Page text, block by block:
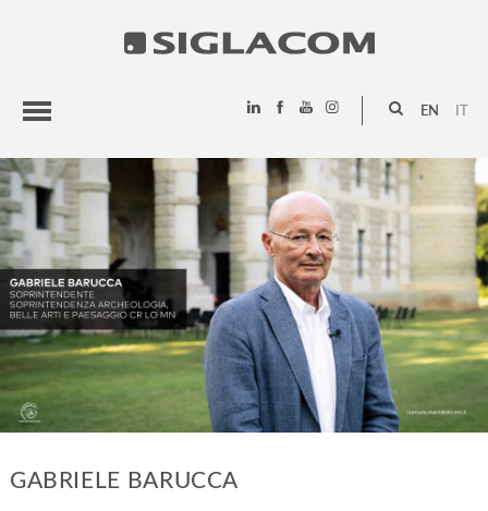
EN
HIGHLIGHTS
PROJECTS
SIGLACOM
GABRIELE BARUCCA